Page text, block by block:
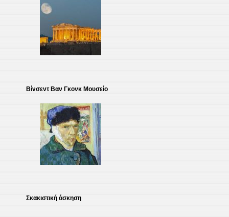
Βίνσεντ Βαν Γκονκ Μουσείο
Σκακιστική άσκηση